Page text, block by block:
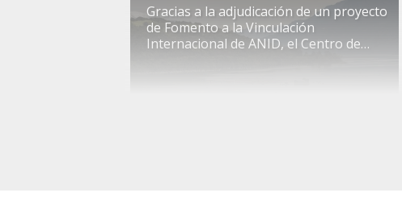
Gracias a la adjudicación de un proyecto
de Fomento a la Vinculación
Internacional de ANID, el Centro de